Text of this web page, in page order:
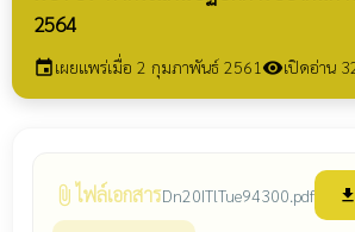
2564
eventเผยแพร่เมื่อ 2 กุมภาพันธ์ 2561 visibilityเปิดอ่าน
attach_file ไฟล์เอกสารDn20ITlTue94300.pdf file_download